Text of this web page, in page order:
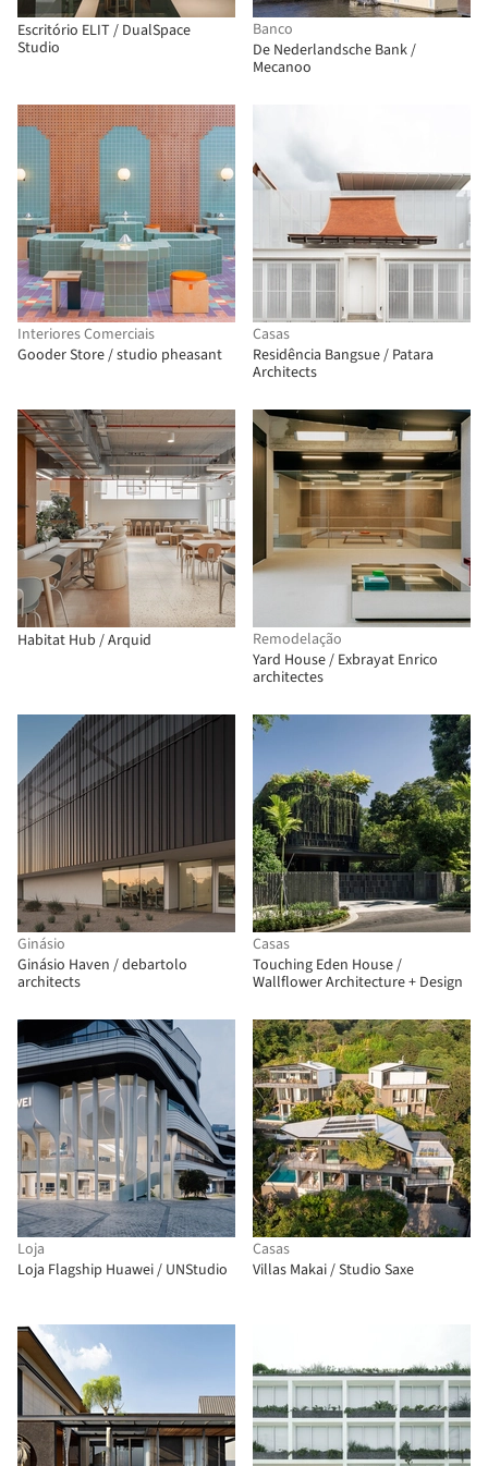
Escritório ELIT / DualSpace
Studio
Banco
De Nederlandsche Bank /
Mecanoo
Interiores Comerciais
Gooder Store / studio pheasant
Casas
Residência Bangsue / Patara
Architects
Habitat Hub / Arquid
Remodelação
Yard House / Exbrayat Enrico
architectes
Ginásio
Ginásio Haven / debartolo
architects
Casas
Touching Eden House /
Wallflower Architecture + Design
Loja
Loja Flagship Huawei / UNStudio
Casas
Villas Makai / Studio Saxe